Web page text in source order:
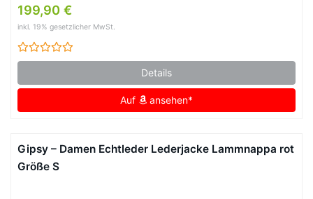
199,90 €
inkl. 19% gesetzlicher MwSt.
Details
Auf ansehen*
Gipsy – Damen Echtleder Lederjacke Lammnappa rot
Größe S